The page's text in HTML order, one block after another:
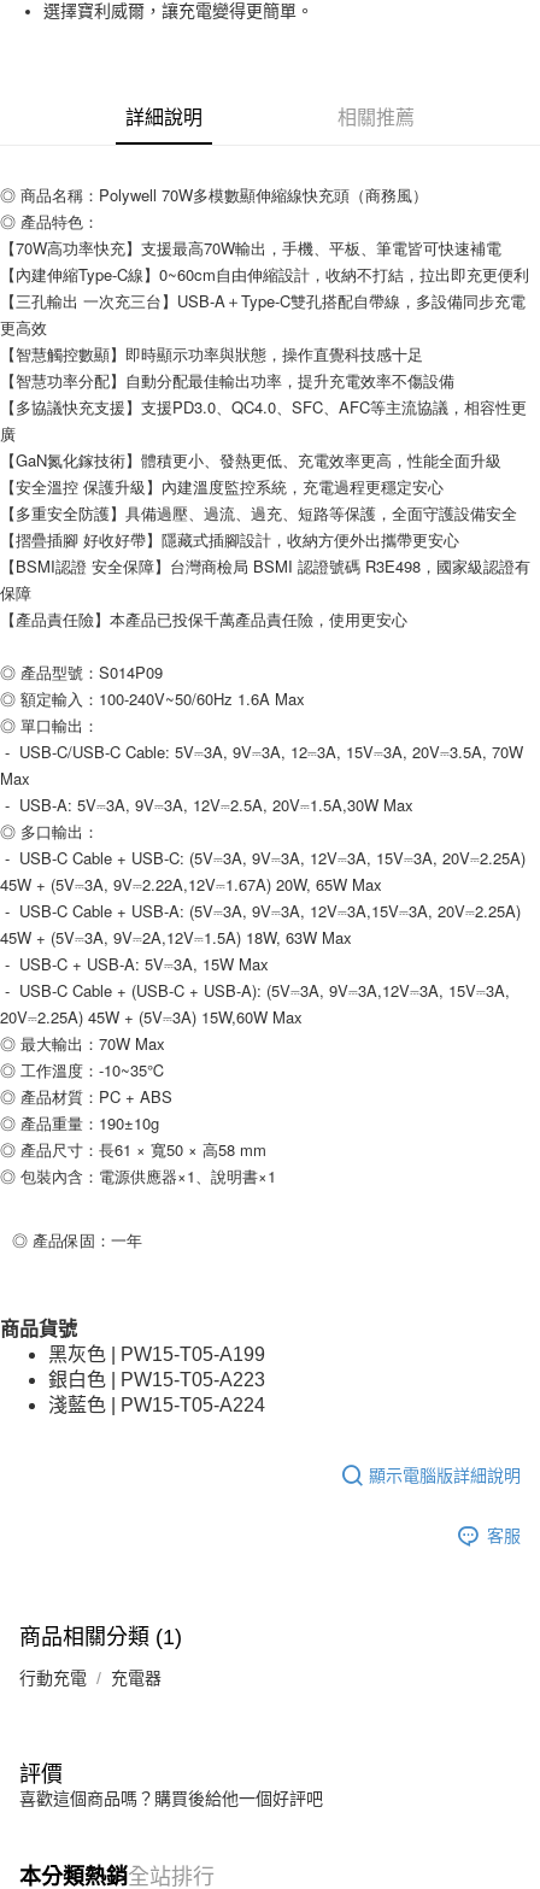
每筆NT$80，滿NT$599(含以上)免運費
每筆NT$80，滿NT$599(含以上)免運費
7-11取貨付款
每筆NT$80，滿NT$599(含以上)免運費
付款後7-11取貨
每筆NT$80，滿NT$599(含以上)免運費
宅配
選擇寶利威爾，讓充電變得更簡單。
詳細說明 相關推薦
◎ 商品名稱：Polywell 70W多模數顯伸縮線快充頭（商務風）
◎ 產品特色：
【70W高功率快充】支援最高70W輸出，手機、平板、筆電皆可快速補電
【內建伸縮Type-C線】0~60cm自由伸縮設計，收納不打結，拉出即充更便利
【三孔輸出 一次充三台】USB-A＋Type-C雙孔搭配自帶線，多設備同步充電
更高效
【智慧觸控數顯】即時顯示功率與狀態，操作直覺科技感十足
【智慧功率分配】自動分配最佳輸出功率，提升充電效率不傷設備
【多協議快充支援】支援PD3.0、QC4.0、SFC、AFC等主流協議，相容性更
廣
【GaN氮化鎵技術】體積更小、發熱更低、充電效率更高，性能全面升級
【安全溫控 保護升級】內建溫度監控系統，充電過程更穩定安心
【多重安全防護】具備過壓、過流、過充、短路等保護，全面守護設備安全
【摺疊插腳 好收好帶】隱藏式插腳設計，收納方便外出攜帶更安心
【BSMI認證 安全保障】台灣商檢局 BSMI 認證號碼 R3E498，國家級認證有
保障
【產品責任險】本產品已投保千萬產品責任險，使用更安心
◎ 產品型號：S014P09
◎ 額定輸入：100-240V~50/60Hz 1.6A Max
◎ 單口輸出：
Max
-  USB-A: 5V⎓3A, 9V⎓3A, 12V⎓2.5A, 20V⎓1.5A,30W Max
◎ 多口輸出：
45W + (5V⎓3A, 9V⎓2.22A,12V⎓1.67A) 20W, 65W Max
45W + (5V⎓3A, 9V⎓2A,12V⎓1.5A) 18W, 63W Max
-  USB-C + USB-A: 5V⎓3A, 15W Max
20V⎓2.25A) 45W + (5V⎓3A) 15W,60W Max
◎ 最大輸出：70W Max
◎ 工作溫度：-10~35℃
◎ 產品材質：PC + ABS
◎ 產品重量：190±10g
◎ 產品尺寸：長61 × 寬50 × 高58 mm
◎ 包裝內含：電源供應器×1、說明書×1
◎ 產品保固：一年
商品貨號
黑灰色 | PW15-T05-A199
銀白色 | PW15-T05-A223
淺藍色 | PW15-T05-A224
顯示電腦版詳細說明
客服
商品相關分類 (1)
行動充電 充電器
評價
喜歡這個商品嗎？購買後給他一個好評吧
本分類熱銷全站排行